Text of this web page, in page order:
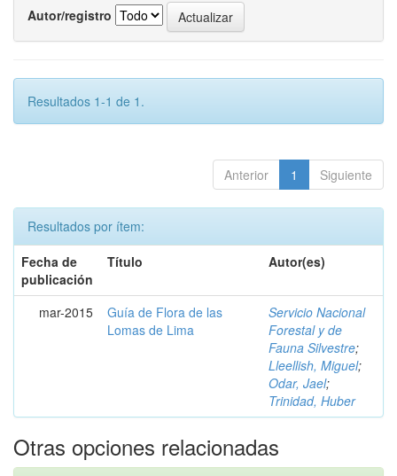
Autor/registro
Resultados 1-1 de 1.
Anterior 1 Siguiente
Resultados por ítem:
Fecha de
publicación
Título Autor(es)
mar-2015
Guía de Flora de las
Lomas de Lima
Servicio Nacional
Forestal y de
Fauna Silvestre;
Lleellish, Miguel;
Odar, Jael;
Trinidad, Huber
Otras opciones relacionadas